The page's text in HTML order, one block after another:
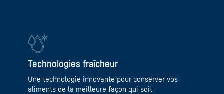
Technologies fraîcheur
Une technologie innovante pour conserver vos
aliments de la meilleure façon qui soit